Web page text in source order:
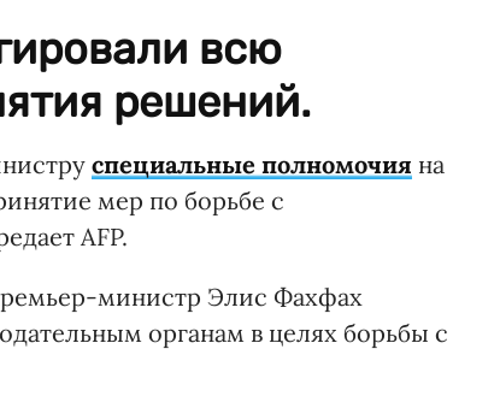
всю
решений.
специальные полномочия на
мер по борьбе с
AFP.
министр Элис Фахфах
органам в целях борьбы с